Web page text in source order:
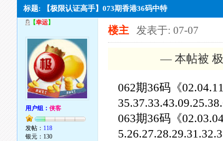
标题: 【极限认证高手】073期香港36码中特
【幸运】
用户组：侠客
发帖： 118
银元：130
楼主 发表于: 07-07
— 本帖被
062期36码《
063期36码《